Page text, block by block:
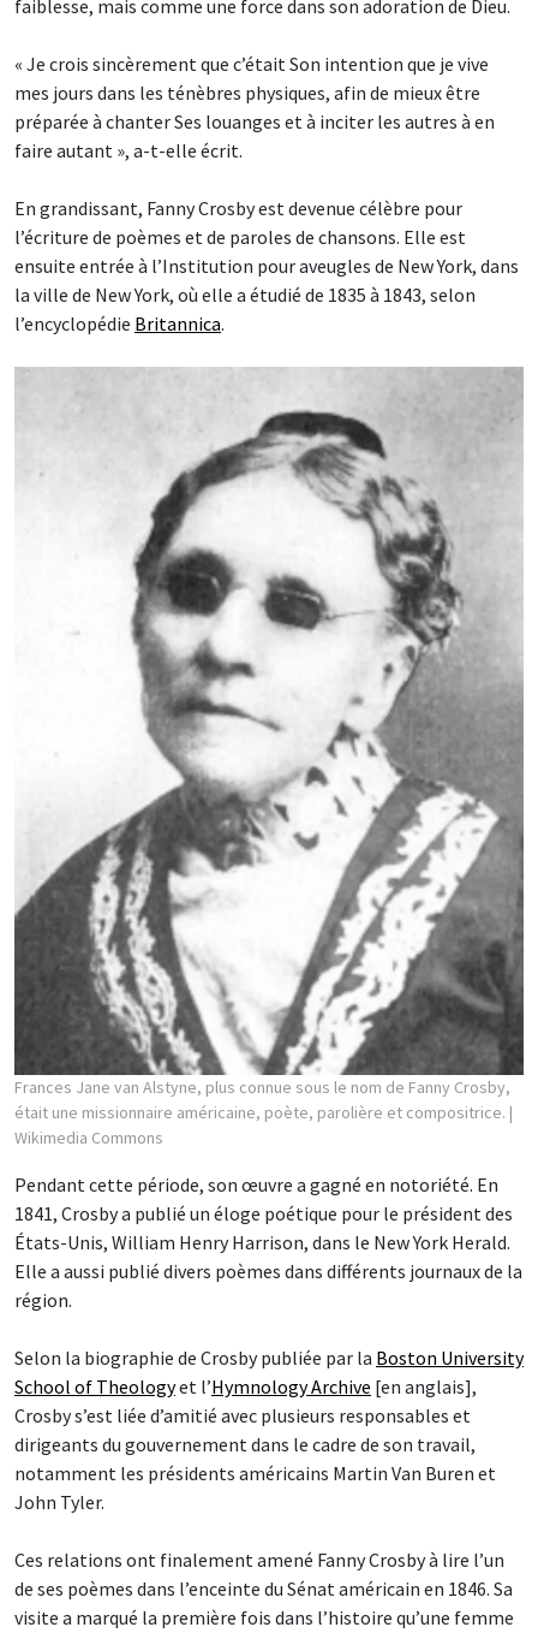
faiblesse, mais comme une force dans son adoration de Dieu.
« Je crois sincèrement que c’était Son intention que je vive
mes jours dans les ténèbres physiques, afin de mieux être
préparée à chanter Ses louanges et à inciter les autres à en
faire autant », a-t-elle écrit.
En grandissant, Fanny Crosby est devenue célèbre pour
l’écriture de poèmes et de paroles de chansons. Elle est
ensuite entrée à l’Institution pour aveugles de New York, dans
la ville de New York, où elle a étudié de 1835 à 1843, selon
l’encyclopédie Britannica.
Frances Jane van Alstyne, plus connue sous le nom de Fanny Crosby,
était une missionnaire américaine, poète, parolière et compositrice. |
Wikimedia Commons
Pendant cette période, son œuvre a gagné en notoriété. En
1841, Crosby a publié un éloge poétique pour le président des
États-Unis, William Henry Harrison, dans le New York Herald.
Elle a aussi publié divers poèmes dans différents journaux de la
région.
Selon la biographie de Crosby publiée par la Boston University
School of Theologyet l’Hymnology Archive [en anglais],
Crosby s’est liée d’amitié avec plusieurs responsables et
dirigeants du gouvernement dans le cadre de son travail,
notamment les présidents américains Martin Van Buren et
John Tyler.
Ces relations ont finalement amené Fanny Crosby à lire l’un
de ses poèmes dans l’enceinte du Sénat américain en 1846. Sa
visite a marqué la première fois dans l’histoire qu’une femme